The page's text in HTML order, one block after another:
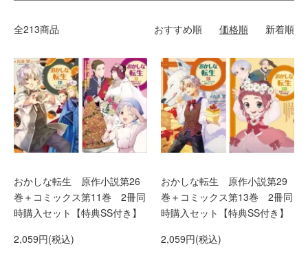
全213商品 おすすめ順 価格順 新着順
おかしな転生 原作小説第26
巻＋コミックス第11巻 2冊同
時購入セット【特典SS付き】
2,059円(税込)
おかしな転生 原作小説第29
巻＋コミックス第13巻 2冊同
時購入セット【特典SS付き】
2,059円(税込)